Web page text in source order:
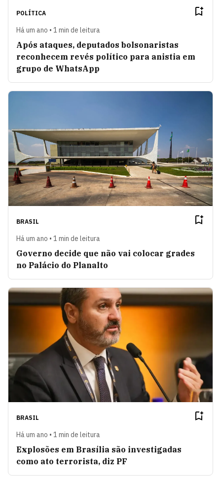
POLÍTICA
Há um ano • 1 min de leitura
Após ataques, deputados bolsonaristas
reconhecem revés político para anistia em
grupo de WhatsApp
BRASIL
Há um ano • 1 min de leitura
Governo decide que não vai colocar grades
no Palácio do Planalto
BRASIL
Há um ano • 1 min de leitura
Explosões em Brasília são investigadas
como ato terrorista, diz PF